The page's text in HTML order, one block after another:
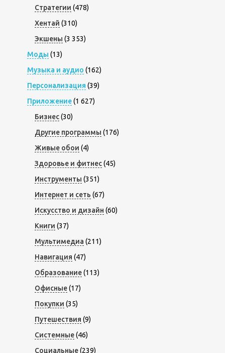
Стратегии (478)
Хентай (310)
Экшены (3 353)
Моды (13)
Музыка и аудио (162)
Персонализация (39)
Приложение(1 627)
Бизнес(30)
Другие программы (176)
Живые обои (4)
Здоровье и фитнес(45)
Инструменты (351)
Интернет и сеть (67)
Искусство и дизайн (60)
Книги (37)
Мультимедиа (211)
Навигация (47)
Образование(113)
Офисные(17)
Покупки (35)
Путешествия (9)
Системные(46)
Социальные(239)